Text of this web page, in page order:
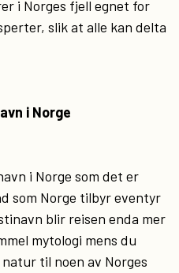
i Norges fjell egnet for
slik at alle kan delta
i Norge
i Norge som det er
som Norge tilbyr eventyr
blir reisen enda mer
mytologi mens du
til noen av Norges